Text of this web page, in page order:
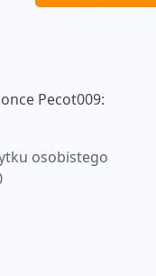
Pecot009:
osobistego